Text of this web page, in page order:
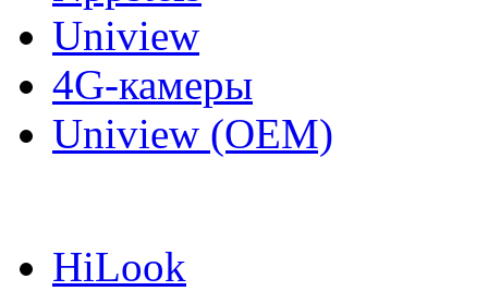
Uniview
4G-камеры
Uniview (OEM)
HiLook